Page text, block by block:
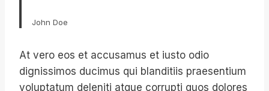
John Doe
At vero eos et accusamus et iusto odio
dignissimos ducimus qui blanditiis praesentium
voluptatum deleniti atque corrupti quos dolores